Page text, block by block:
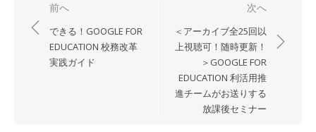
前へ
できる！GOOGLE FOR
EDUCATION 校務改革
実践ガイド
次へ
＜アーカイブ全25回以
上視聴可！随時更新！
＞GOOGLE FOR
EDUCATION 利活用推
進チームがお送りする
放課後セミナー